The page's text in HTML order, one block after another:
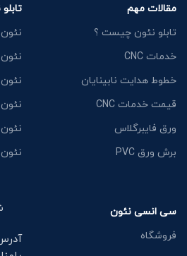
مقالات مهم
تابلو نئون چیست ؟
خدمات CNC
خطوط هدایت نابینایان
قیمت خدمات CNC
ورق فایبرگلاس
برش ورق PVC
سی انسی نئون
فروشگاه